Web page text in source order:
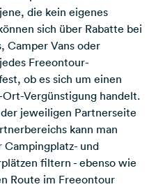
die kein eigenes
sich über Rabatte bei
Camper Vans oder
Freeontour-
ob es sich um einen
Vergünstigung handelt.
jeweiligen Partnerseite
kann man
Campingplatz- und
filtern - ebenso wie
Route im Freeontour